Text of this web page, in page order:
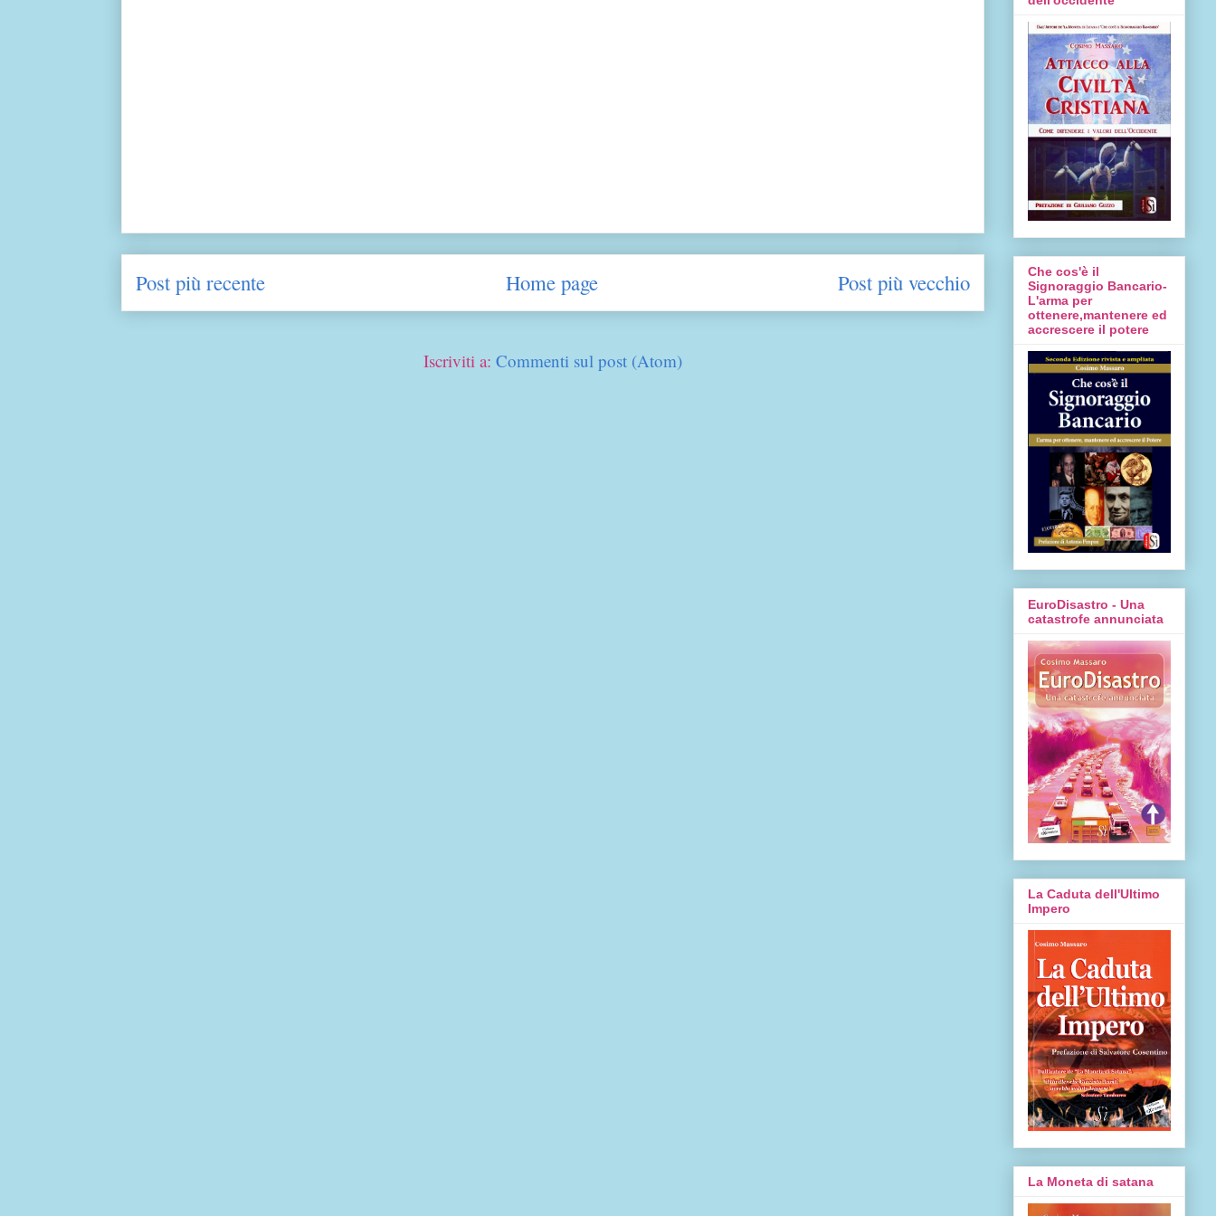
Post più recente Post più vecchio
Home page
Iscriviti a: Commenti sul post (Atom)
Che cos'è il
Signoraggio Bancario-
L'arma per
ottenere,mantenere ed
accrescere il potere
EuroDisastro - Una
catastrofe annunciata
La Caduta dell'Ultimo
Impero
La Moneta di satana